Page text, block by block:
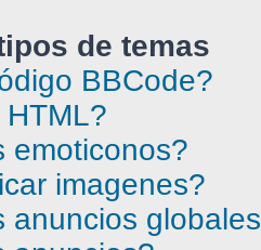
de temas
BBCode?
emoticonos?
imagenes?
anuncios